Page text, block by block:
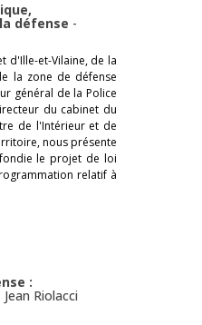
défense -
d'Ille-et-Vilaine, de la
la zone de défense
général de la Police
du cabinet du
de l'Intérieur et de
nous présente
le projet de loi
relatif à
:
Jean Riolacci